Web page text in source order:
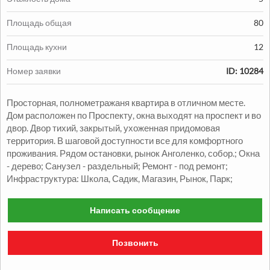
Продажа:
1330000грн.
Продажа Квартиры
2 комн. 48 Александровский р-н
Площадь общая 80
Площадь кухни 12
Номер заявки ID: 10284
Просторная, полнометражаня квартира в отличном месте.
Дом расположен по Проспекту, окна выходят на проспект и во
двор. Двор тихий, закрытый, ухоженная придомовая
территория. В шаговой доступности все для комфортного
проживания. Рядом остановки, рынок Анголенко, собор.; Окна
- дерево; Санузел - раздельный; Ремонт - под ремонт;
Инфраструктура: Школа, Садик, Магазин, Рынок, Парк;
Написать сообщение
Позвонить